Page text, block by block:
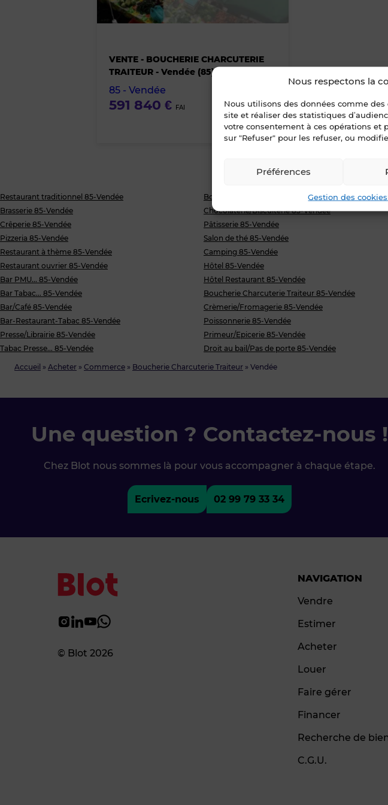
Nous respectons la
Nous utilisons des données comme
site et réaliser des statistiques
votre consentement à ces opérations et
sur "Refuser" pour les refuser, ou
Préférences
Gestion des cookies
Accueil » Acheter » Commerce » Boucherie Charcuterie Traiteur » Vendée
des
VENTE - BOUCHERIE CHARCUTERIE
TRAITEUR - Vendée (85) littorale
85 - Vendée
591 840 € FAI
Restaurant traditionnel 85-Vendée
Brasserie 85-Vendée
Crêperie 85-Vendée
Pizzeria 85-Vendée
Restaurant à thème 85-Vendée
Restaurant ouvrier 85-Vendée
Bar PMU... 85-Vendée
Bar Tabac... 85-Vendée
Bar/Café 85-Vendée
Bar-Restaurant-Tabac 85-Vendée
Presse/Librairie 85-Vendée
Tabac Presse... 85-Vendée
Boulangerie 85-Vendée
Chocolaterie/Biscuiterie 85-Vendée
Pâtisserie 85-Vendée
Salon de thé 85-Vendée
Camping 85-Vendée
Hôtel 85-Vendée
Hôtel Restaurant 85-Vendée
Boucherie Charcuterie Traiteur 85-Vendée
Crèmerie/Fromagerie 85-Vendée
Poissonnerie 85-Vendée
Primeur/Epicerie 85-Vendée
Droit au bail/Pas de porte 85-Vendée
Une question ? Contactez-nous !
Chez Blot nous sommes là pour vous accompagner à chaque étape.
Ecrivez-nous 02 99 79 33 34
© Blot 2026
NAVIGATION
Vendre
Estimer
Acheter
Louer
Faire gérer
Financer
Recherche de
C.G.U.